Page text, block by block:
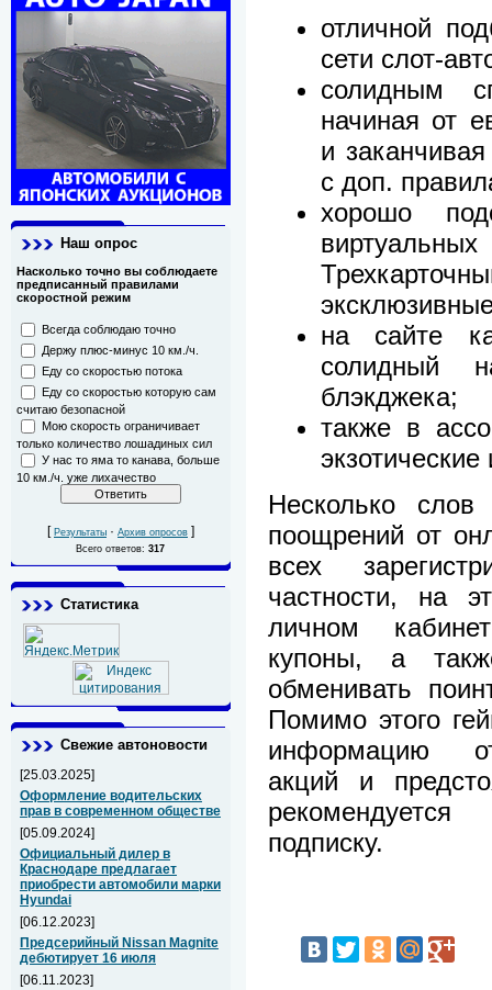
Наш опрос
Насколько точно вы соблюдаете
предписанный правилами
скоростной режим
Всегда соблюдаю точно
Держу плюс-минус 10 км./ч.
Еду со скоростью потока
Еду со скоростью которую сам
считаю безопасной
Мою скорость ограничивает
только количество лошадиных сил
У нас то яма то канава, больше
10 км./ч. уже лихачество
[ Результаты · Архив опросов ]
Всего ответов:317
Статистика
Свежие автоновости
[25.03.2025]
Оформление водительских
прав в современном обществе
[05.09.2024]
Официальный дилер в
Краснодаре предлагает
приобрести автомобили марки
Hyundai
[06.12.2023]
Предсерийный Nissan Magnite
дебютирует 16 июля
[06.11.2023]
отличной
сети слот-
солидным
начиная от
и
с доп.
хорошо
на сайте
солидный
блэкджека;
также в
экзотические
Несколько
поощрений от
всех
частности, на
личном
купоны, а
обменивать
Помимо этого
информацию
акций и
подписку.